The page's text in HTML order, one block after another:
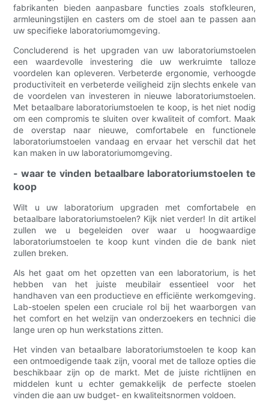
fabrikanten bieden aanpasbare functies zoals stofkleuren,
armleuningstijlen en casters om de stoel aan te passen aan
uw specifieke laboratoriumomgeving.
Concluderend is het upgraden van uw laboratoriumstoelen
een waardevolle investering die uw werkruimte talloze
voordelen kan opleveren. Verbeterde ergonomie, verhoogde
productiviteit en verbeterde veiligheid zijn slechts enkele van
de voordelen van investeren in nieuwe laboratoriumstoelen.
Met betaalbare laboratoriumstoelen te koop, is het niet nodig
om een ​​compromis te sluiten over kwaliteit of comfort. Maak
de overstap naar nieuwe, comfortabele en functionele
laboratoriumstoelen vandaag en ervaar het verschil dat het
kan maken in uw laboratoriumomgeving.
- waar te vinden betaalbare laboratoriumstoelen te
koop
Wilt u uw laboratorium upgraden met comfortabele en
betaalbare laboratoriumstoelen? Kijk niet verder! In dit artikel
zullen we u begeleiden over waar u hoogwaardige
laboratoriumstoelen te koop kunt vinden die de bank niet
zullen breken.
Als het gaat om het opzetten van een laboratorium, is het
hebben van het juiste meubilair essentieel voor het
handhaven van een productieve en efficiënte werkomgeving.
Lab-stoelen spelen een cruciale rol bij het waarborgen van
het comfort en het welzijn van onderzoekers en technici die
lange uren op hun werkstations zitten.
Het vinden van betaalbare laboratoriumstoelen te koop kan
een ontmoedigende taak zijn, vooral met de talloze opties die
beschikbaar zijn op de markt. Met de juiste richtlijnen en
middelen kunt u echter gemakkelijk de perfecte stoelen
vinden die aan uw budget- en kwaliteitsnormen voldoen.